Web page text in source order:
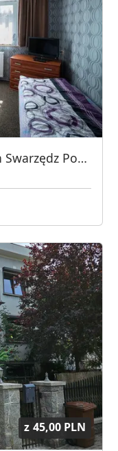
Hotel pracowniczy Gruszczyn Swarzędz Poznań
z 45,00 PLN